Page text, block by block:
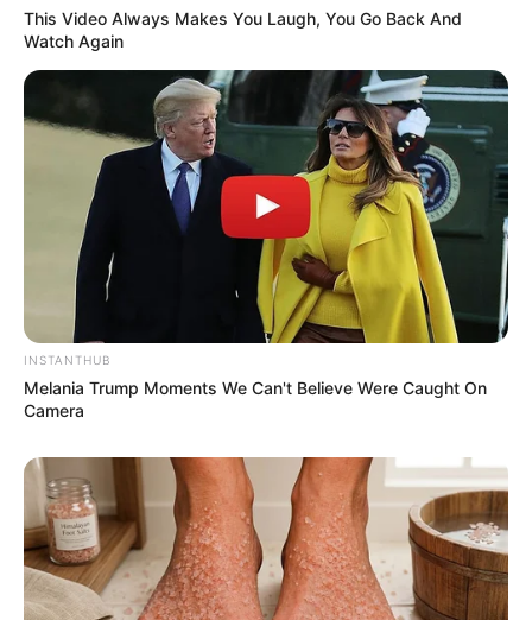
This Video Always Makes You Laugh, You Go Back And
Watch Again
INSTANTHUB
Melania Trump Moments We Can't Believe Were Caught On
Camera